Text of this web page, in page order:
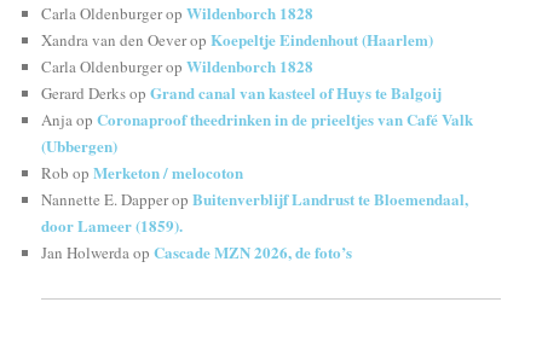
Carla OldenburgeropWildenborch 1828
Xandra van den OeveropKoepeltje Eindenhout (Haarlem)
Carla OldenburgeropWildenborch 1828
Gerard DerksopGrand canal van kasteel of Huys te Balgoij
AnjaopCoronaproof theedrinken in de prieeltjes van Café Valk
(Ubbergen)
Rob opMerketon / melocoton
Nannette E. DapperopBuitenverblijf Landrust te Bloemendaal,
door Lameer (1859).
Jan HolwerdaopCascade MZN 2026, de foto’s